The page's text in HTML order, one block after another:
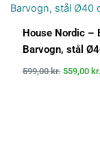
House Nordic –
Barvogn, stål
599,00kr.
var:
559,00 kr.